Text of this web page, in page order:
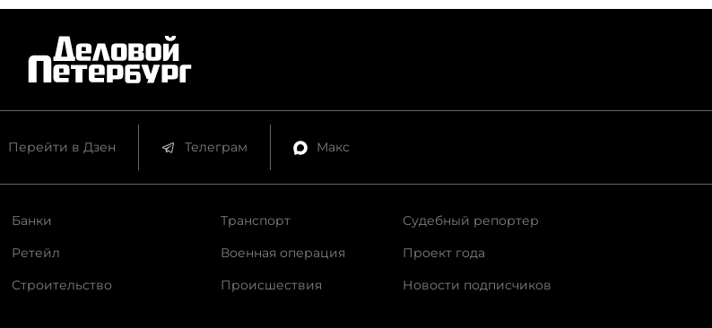
Перейти в Дзен Телеграм Макс
Банки
Ретейл
Строительство
Транспорт
Военная операция
Происшествия
Судебный репортер
Проект года
Новости подписчиков